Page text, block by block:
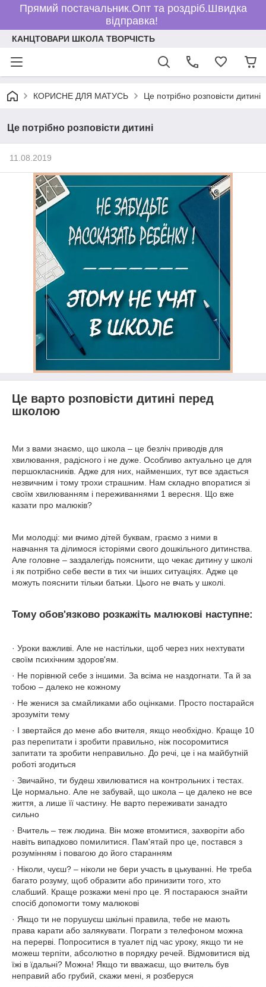
Прямий постачальник.Опт та роздріб.Швидка
відправка!
КАНЦТОВАРИ ШКОЛА ТВОРЧІСТЬ
КОРИСНЕ ДЛЯ МАТУСЬ Це потрібно розповісти дитині
Це потрібно розповісти дитині
11.08.2019
Це варто розповісти дитині перед
школою
Ми з вами знаємо, що школа – це безліч приводів для
хвилювання, радісного і не дуже. Особливо актуально це для
першокласників. Адже для них, найменших, тут все здається
незвичним і тому трохи страшним. Нам складно впоратися зі
своїм хвилюванням і переживаннями 1 вересня. Що вже
казати про малюків?
Ми молодці: ми вчимо дітей буквам, граємо з ними в
навчання та ділимося історіями свого дошкільного дитинства.
Але головне – заздалегідь пояснити, що чекає дитину у школі
і як потрібно себе вести в тих чи інших ситуаціях. Адже це
можуть пояснити тільки батьки. Цього не вчать у школі.
Тому обов'язково розкажіть малюкові наступне:
· Уроки важливі. Але не настільки, щоб через них нехтувати
своїм психічним здоров'ям.
· Не порівнюй себе з іншими. За всіма не наздогнати. Та й за
тобою – далеко не кожному
· Не женися за смайликами або оцінками. Просто постарайся
зрозуміти тему
· І звертайся до мене або вчителя, якщо необхідно. Краще 10
раз перепитати і зробити правильно, ніж посоромитися
запитати та зробити неправильно. До речі, це і на майбутній
роботі згодиться
· Звичайно, ти будеш хвилюватися на контрольних і тестах.
Це нормально. Але не забувай, що школа – це далеко не все
життя, а лише її частину. Не варто переживати занадто
сильно
· Вчитель – теж людина. Він може втомитися, захворіти або
навіть випадково помилитися. Пам'ятай про це, постався з
розумінням і повагою до його старанням
· Ніколи, чуєш? – ніколи не бери участь в цькуванні. Не треба
багато розуму, щоб образити або принизити того, хто
слабший. Краще розкажи мені про це. Я постараюся знайти
спосіб допомогти тому малюкові
· Якщо ти не порушуєш шкільні правила, тебе не мають
права карати або залякувати. Пограти з телефоном можна
на перерві. Попроситися в туалет під час уроку, якщо ти не
можеш терпіти, абсолютно в порядку речей. Відмовитися від
їжі в їдальні? Можна! Якщо ти вважаєш, що вчитель був
неправий або грубий, скажи мені, я розберуся